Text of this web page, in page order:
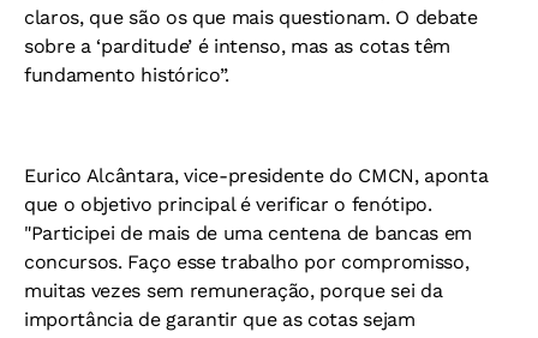
claros, que são os que mais questionam. O debate
sobre a ‘parditude’ é intenso, mas as cotas têm
fundamento histórico”.
Eurico Alcântara, vice-presidente do CMCN, aponta
que o objetivo principal é verificar o fenótipo.
"Participei de mais de uma centena de bancas em
concursos. Faço esse trabalho por compromisso,
muitas vezes sem remuneração, porque sei da
importância de garantir que as cotas sejam